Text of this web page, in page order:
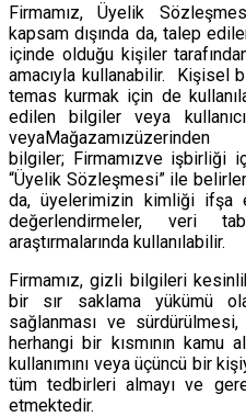
Firmamız, Üyelik
kapsam dışında da, talep
içinde olduğu kişiler
amacıyla kullanabilir. Kişisel
temas kurmak için de
edilen bilgiler veya
bilgiler; Firmamızve işbirliği
“Üyelik Sözleşmesi” ile
da, üyelerimizin kimliği ifşa
değerlendirmeler, veri
araştırmalarında kullanılabilir.
Firmamız, gizli bilgileri
bir sır saklama yükümü
sağlanması ve
herhangi bir kısmının kamu
kullanımını veya üçüncü bir
tüm tedbirleri almayı ve
etmektedir.